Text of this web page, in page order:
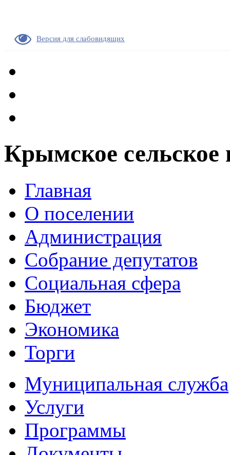
Версия для слабовидящих
Крымское сельское
Главная
О поселении
Администрация
Собрание депутатов
Социальная сфера
Бюджет
Экономика
Торги
Муниципальная служба
Услуги
Программы